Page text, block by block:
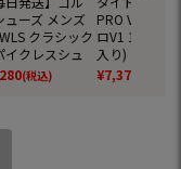
ューズ メンズ
クラシック
イクレスシュ
JYPRF003 ス
クレスシューズ
靴 グッズ お
(税込)
PRO V1x ボ
ロV1 1ダース
入り) ゴルフ
2025年モデル
EIST 日本正
¥7,370